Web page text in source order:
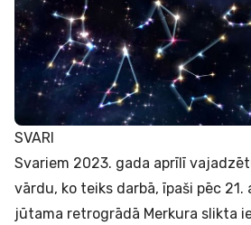
SVARI
Svariem 2023. gada aprīlī
vārdu, ko teiks darbā, īpaši pēc 21.
jūtama retrogrādā Merkura slikta